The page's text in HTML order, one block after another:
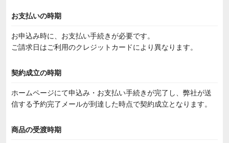
お支払いの時期
お申込み時に、お支払い手続きが必要です。
ご請求日はご利用のクレジットカードにより異なります。
契約成立の時期
ホームページにて申込み・お支払い手続きが完了し、弊社が送
信する予約完了メールが到達した時点で契約成立となります。
商品の受渡時期